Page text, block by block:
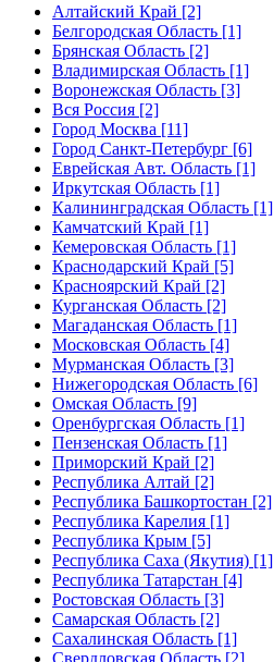
Алтайский Край [2]
Белгородская Область [1]
Брянская Область [2]
Владимирская Область [1]
Воронежская Область [3]
Вся Россия [2]
Город Москва [11]
Город Санкт-Петербург [6]
Еврейская Авт. Область [1]
Иркутская Область [1]
Калининградская Область [1]
Камчатский Край [1]
Кемеровская Область [1]
Краснодарский Край [5]
Красноярский Край [2]
Курганская Область [2]
Магаданская Область [1]
Московская Область [4]
Мурманская Область [3]
Нижегородская Область [6]
Омская Область [9]
Оренбургская Область [1]
Пензенская Область [1]
Приморский Край [2]
Республика Алтай [2]
Республика Башкортостан [2]
Республика Карелия [1]
Республика Крым [5]
Республика Саха (Якутия) [1]
Республика Татарстан [4]
Ростовская Область [3]
Самарская Область [2]
Сахалинская Область [1]
Свердловская Область [2]